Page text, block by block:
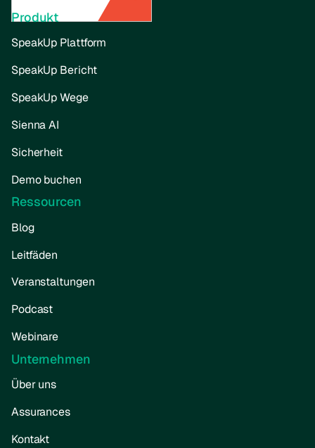
Produkt
SpeakUp Plattform
SpeakUp Bericht
SpeakUp Wege
Sienna AI
Sicherheit
Demo buchen
Ressourcen
Blog
Leitfäden
Veranstaltungen
Podcast
Webinare
Unternehmen
Über uns
Assurances
Kontakt